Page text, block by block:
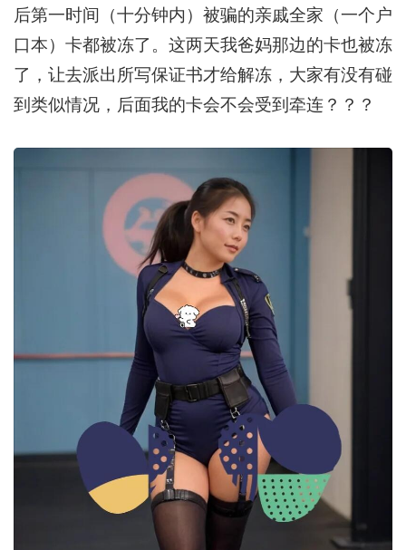
后第一时间（十分钟内）被骗的亲戚全家（一个户
口本）卡都被冻了。这两天我爸妈那边的卡也被冻
了，让去派出所写保证书才给解冻，大家有没有碰
到类似情况，后面我的卡会不会受到牵连？？？